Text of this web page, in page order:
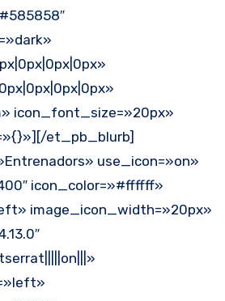
icon_font_size=»20px»
et_pb_blurb]
use_icon=»on»
icon_color=»#ffffff»
image_icon_width=»20px»